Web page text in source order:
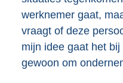
werknemer gaat,
vraagt of deze
mijn idee gaat het
gewoon om